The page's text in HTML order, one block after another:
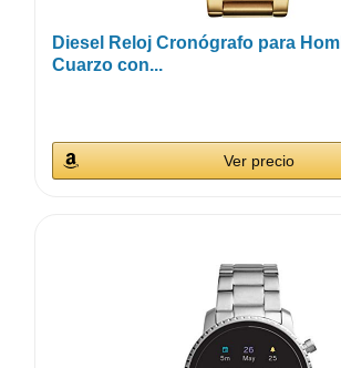
Diesel Reloj Cronógrafo para
Cuarzo con...
Ver precio